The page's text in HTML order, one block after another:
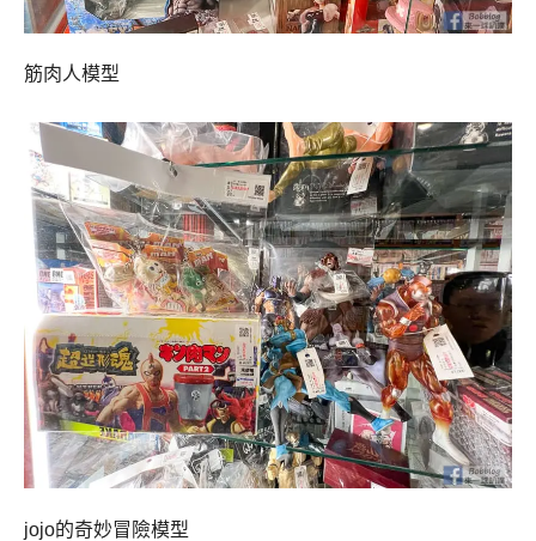
筋肉人模型
jojo的奇妙冒險模型